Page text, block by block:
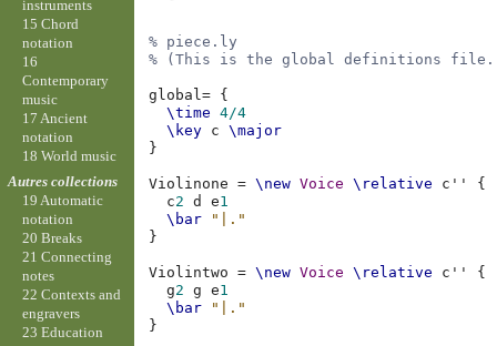
% piece.ly
% (This is the global definitions
global= {
\time
4/4
\key c
\major
}
Violinone = \new Voice \relative c''
{
c2 d e1
\bar
"|."
}
Violintwo = \new Voice \relative c''
{
g2 g e1
\bar
"|."
}
instruments
15 Chord
notation
16
Contemporary
music
17 Ancient
notation
18 World music
Autres collections
19 Automatic
notation
20 Breaks
21 Connecting
notes
22 Contexts and
engravers
23 Education